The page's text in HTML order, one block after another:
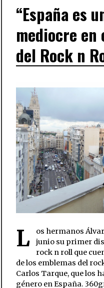
“España es
mediocre
del Rock n
L
os hermanos
junio su primer
rock n roll que
de los emblemas del
Carlos Tarque, que los
género en España.